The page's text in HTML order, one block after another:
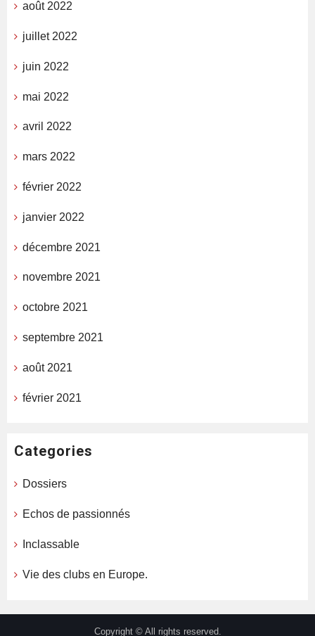
août 2022
juillet 2022
juin 2022
mai 2022
avril 2022
mars 2022
février 2022
janvier 2022
décembre 2021
novembre 2021
octobre 2021
septembre 2021
août 2021
février 2021
Categories
Dossiers
Echos de passionnés
Inclassable
Vie des clubs en Europe.
Copyright © All rights reserved.